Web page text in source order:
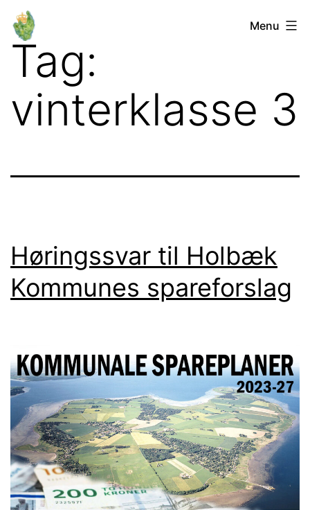
Fortsæt
indhold
Orø
Lokalforum
Menu
Tag:
vinterklasse 3
Høringssvar til Holbæk
Kommunes spareforslag